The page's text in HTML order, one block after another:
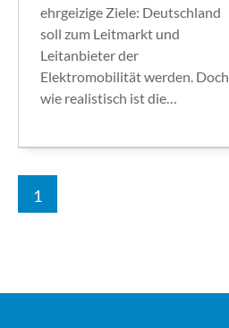
ehrgeizige Ziele: Deutschland
soll zum Leitmarkt und
Leitanbieter der
Elektromobilität werden. Doch
wie realistisch ist die…
1